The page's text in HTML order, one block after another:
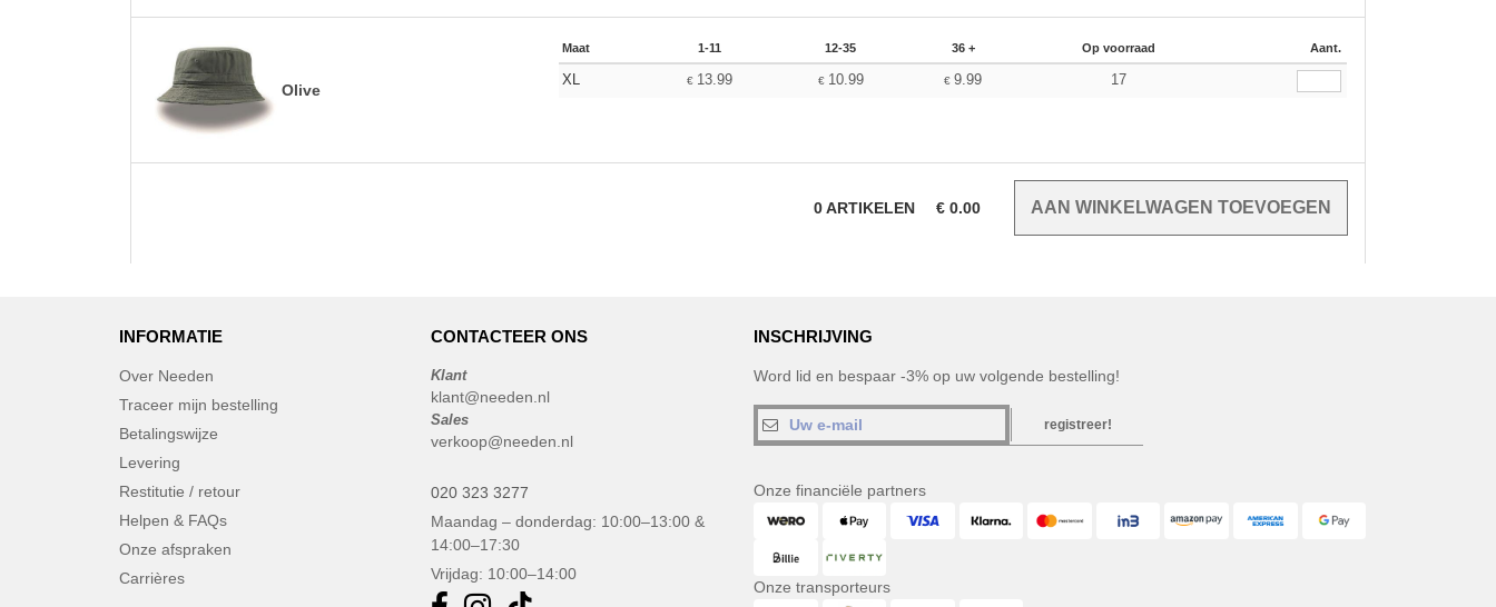
Olive
Maat 1-11 12-35 36 + Op voorraad Aant.
XL € 13.99 € 10.99 €9.99 17
0ARTIKELEN € 0.00
INFORMATIE
Over Needen
Traceer mijn bestelling
Betalingswijze
Levering
Restitutie / retour
Helpen & FAQs
Onze afspraken
Carrières
CONTACTEER ONS
Klant
klant@needen.nl
Sales
verkoop@needen.nl
020 323 3277
Maandag – donderdag: 10:00–13:00 &
14:00–17:30
Vrijdag: 10:00–14:00
INSCHRIJVING
Word lid en bespaar -3% op uw volgende bestelling!
registreer!
Onze financiële partners
Onze transporteurs